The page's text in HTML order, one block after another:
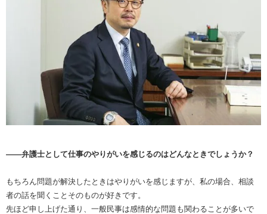
――弁護士として仕事のやりがいを感じるのはどんなときでしょうか？
もちろん問題が解決したときはやりがいを感じますが、私の場合、相談
者の話を聞くことそのものが好きです。
先ほど申し上げた通り、一般民事は感情的な問題も関わることが多いで